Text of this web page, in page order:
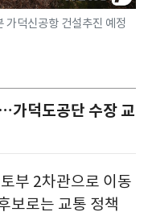
가덕신공항 건설추진 예정
가덕도공단 수장 교
부 2차관으로 이동
보로는 교통 정책